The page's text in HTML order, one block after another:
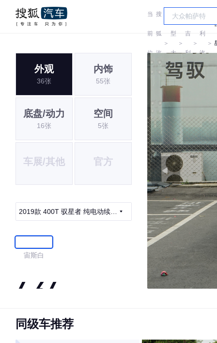
当
前
位
置:
搜
狐
汽
车
＞
车
型
大
全
＞
吉
利
＞
吉
利
汽
车
＞
外观
36张
内饰
55张
底盘/动力
16张
空间
5张
车展/其他 官方
2019款 400T 驭星者 纯电动续航
宙斯白
4.64
·外观表现较为优秀，优于53%同级车
同级车推荐